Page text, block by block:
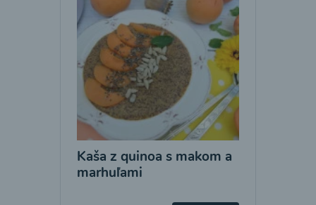
Kaša z quinoa s makom a
marhuľami